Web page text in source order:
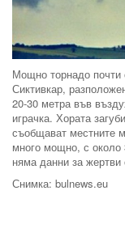
Мощно торнадо почти
Сиктивкар,
20-30 метра във
играчка. Хората
съобщават местните
много мощно, с около
няма данни за
Снимка: bulnews.eu